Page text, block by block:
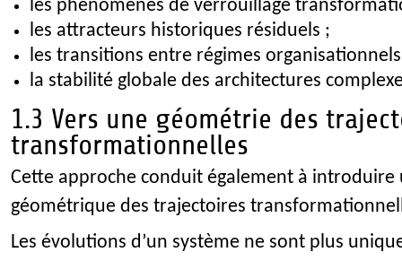
les phénomènes de verrouillage
les attracteurs historiques résiduels ;
les transitions entre régimes
la stabilité globale des architectures
1.3 Vers une géométrie des
transformationnelles
Cette approche conduit également à
géométrique des trajectoires
Les évolutions d’un système ne sont plus